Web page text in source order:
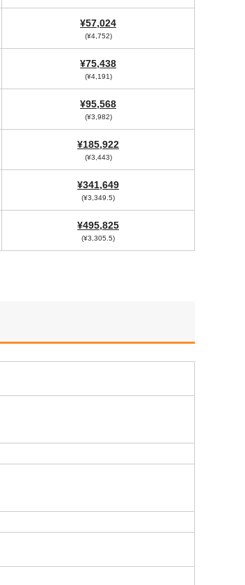
¥57,024
(¥4,752)
¥75,438
(¥4,191)
¥95,568
(¥3,982)
¥185,922
(¥3,443)
¥341,649
(¥3,349.5)
¥495,825
(¥3,305.5)